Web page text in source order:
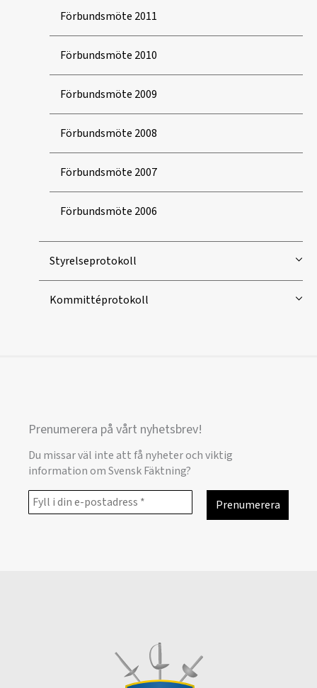
Förbundsmöte 2011
Förbundsmöte 2010
Förbundsmöte 2009
Förbundsmöte 2008
Förbundsmöte 2007
Förbundsmöte 2006
Styrelseprotokoll
Kommittéprotokoll
Prenumerera på vårt nyhetsbrev!
Du missar väl inte att få nyheter och viktig
information om Svensk Fäktning?